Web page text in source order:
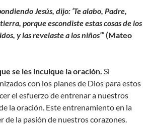
Jesús, dijo: ‘Te alabo, Padre,
porque escondiste estas cosas de los
y las revelaste a los niños’”(Mateo
se les inculque la oración. Si
con los planes de Dios para estos
el esfuerzo de entrenar a nuestros
la oración. Este entrenamiento en la
de la pasión de nuestros corazones.